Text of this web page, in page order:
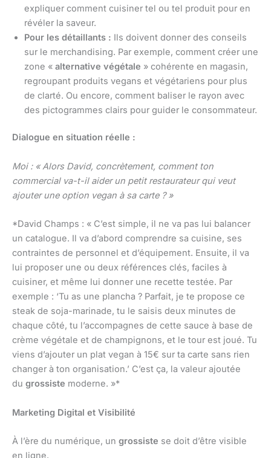
expliquer comment cuisiner tel ou tel produit pour en
révéler la saveur.
Pour les détaillants : Ils doivent donner des conseils
sur le merchandising. Par exemple, comment créer une
zone « alternative végétale » cohérente en magasin,
regroupant produits vegans et végétariens pour plus
de clarté. Ou encore, comment baliser le rayon avec
des pictogrammes clairs pour guider le consommateur.
Dialogue en situation réelle :
Moi : « Alors David, concrètement, comment ton
commercial va-t-il aider un petit restaurateur qui veut
ajouter une option vegan à sa carte ? »
*David Champs : « C’est simple, il ne va pas lui balancer
un catalogue. Il va d’abord comprendre sa cuisine, ses
contraintes de personnel et d’équipement. Ensuite, il va
lui proposer une ou deux références clés, faciles à
cuisiner, et même lui donner une recette testée. Par
exemple : ‘Tu as une plancha ? Parfait, je te propose ce
steak de soja-marinade, tu le saisis deux minutes de
chaque côté, tu l’accompagnes de cette sauce à base de
crème végétale et de champignons, et le tour est joué. Tu
viens d’ajouter un plat vegan à 15€ sur ta carte sans rien
changer à ton organisation.’ C’est ça, la valeur ajoutée
du grossiste moderne. »*
Marketing Digital et Visibilité
À l’ère du numérique, un grossiste se doit d’être visible
en ligne.